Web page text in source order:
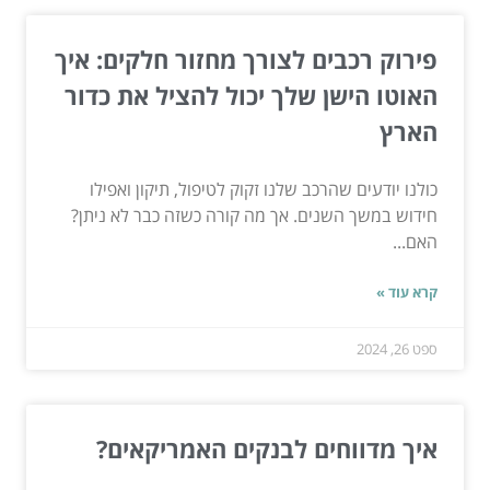
פירוק רכבים לצורך מחזור חלקים: איך
האוטו הישן שלך יכול להציל את כדור
הארץ
כולנו יודעים שהרכב שלנו זקוק לטיפול, תיקון ואפילו
חידוש במשך השנים. אך מה קורה כשזה כבר לא ניתן?
האם...
קרא עוד »
ספט 26, 2024
איך מדווחים לבנקים האמריקאים?